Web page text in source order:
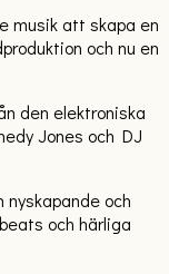
musik att skapa en
och nu en
den elektroniska
Jones och DJ
och
och härliga